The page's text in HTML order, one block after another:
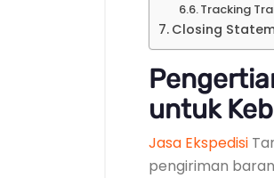
Tracking
Closing
untuk
Jasa Ekspedisi
pengiriman